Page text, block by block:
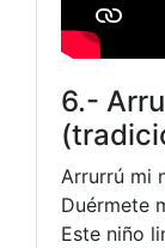
6.-
Arrurrú mi
Duérmete
Este niño